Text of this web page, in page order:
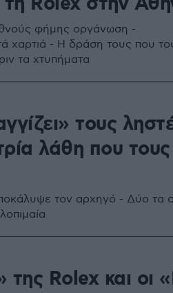
φήμης οργάνωση -
χαρτιά - Η δράση τους που
τα χτυπήματα
τους
λάθη που τους
τον αρχηγό - Δύο τα
της Rolex και οι